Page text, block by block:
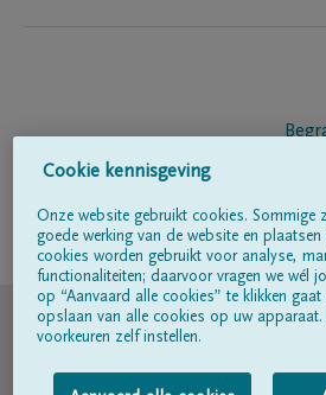
Volg ons op
© DELA
Cookie kennisgeving
Onze website gebruikt cookies. Sommige
goede werking van de website en
cookies worden gebruikt voor analyse,
functionaliteiten; daarvoor vragen we wél
op “Aanvaard alle cookies” te klikken
opslaan van alle cookies op uw apparaat.
voorkeuren zelf instellen.